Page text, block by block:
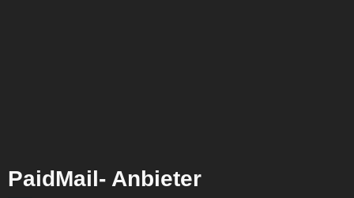
PaidMail- Anbieter